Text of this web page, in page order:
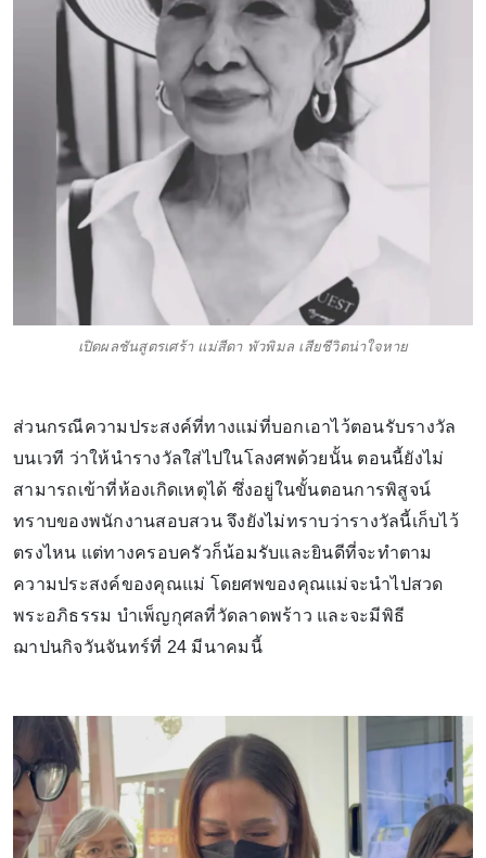
เปิดผลชันสูตรเศร้า แม่สีดา พัวพิมล เสียชีวิตน่าใจหาย
ส่วนกรณีความประสงค์ที่ทางแม่ที่บอกเอาไว้ตอนรับรางวัล
บนเวที ว่าให้นำรางวัลใส่ไปในโลงศพด้วยนั้น ตอนนี้ยังไม่
สามารถเข้าที่ห้องเกิดเหตุได้ ซึ่งอยู่ในขั้นตอนการพิสูจน์
ทราบของพนักงานสอบสวน จึงยังไม่ทราบว่ารางวัลนี้เก็บไว้
ตรงไหน แต่ทางครอบครัวก็น้อมรับและยินดีที่จะทำตาม
ความประสงค์ของคุณแม่ โดยศพของคุณแม่จะนำไปสวด
พระอภิธรรม บำเพ็ญกุศลที่วัดลาดพร้าว และจะมีพิธี
ฌาปนกิจวันจันทร์ที่ 24 มีนาคมนี้